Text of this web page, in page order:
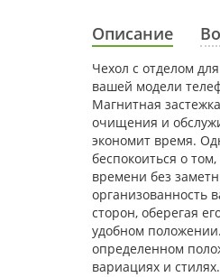
Описание
Чехол с отделом
вашей модели
Магнитная
очищения и
экономит время.
беспокоиться о
времени без
организованность
сторон, оберегая
удобном
определенном
вариациях и